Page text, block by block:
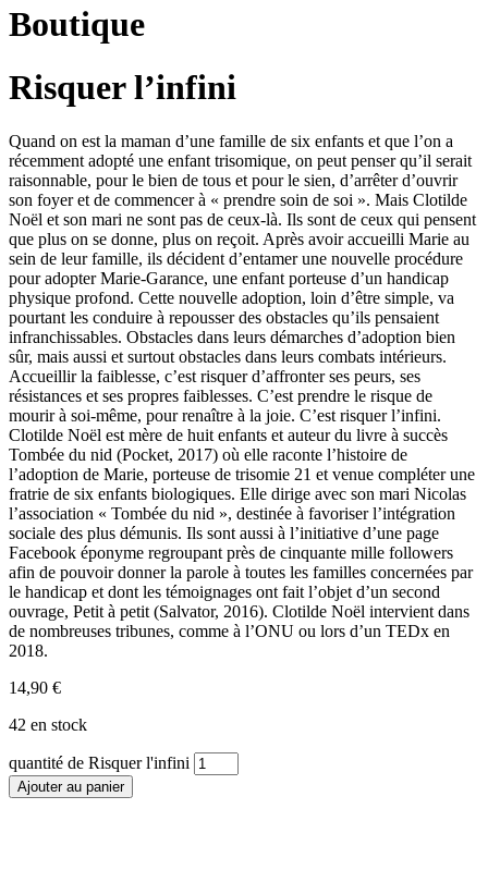
Boutique
Risquer l’infini
Quand on est la maman d’une famille de six enfants et que l’on a
récemment adopté une enfant trisomique, on peut penser qu’il serait
raisonnable, pour le bien de tous et pour le sien, d’arrêter d’ouvrir
son foyer et de commencer à « prendre soin de soi ». Mais Clotilde
Noël et son mari ne sont pas de ceux-là. Ils sont de ceux qui pensent
que plus on se donne, plus on reçoit. Après avoir accueilli Marie au
sein de leur famille, ils décident d’entamer une nouvelle procédure
pour adopter Marie-Garance, une enfant porteuse d’un handicap
physique profond. Cette nouvelle adoption, loin d’être simple, va
pourtant les conduire à repousser des obstacles qu’ils pensaient
infranchissables. Obstacles dans leurs démarches d’adoption bien
sûr, mais aussi et surtout obstacles dans leurs combats intérieurs.
Accueillir la faiblesse, c’est risquer d’affronter ses peurs, ses
résistances et ses propres faiblesses. C’est prendre le risque de
mourir à soi-même, pour renaître à la joie. C’est risquer l’infini.
Clotilde Noël est mère de huit enfants et auteur du livre à succès
Tombée du nid (Pocket, 2017) où elle raconte l’histoire de
l’adoption de Marie, porteuse de trisomie 21 et venue compléter une
fratrie de six enfants biologiques. Elle dirige avec son mari Nicolas
l’association « Tombée du nid », destinée à favoriser l’intégration
sociale des plus démunis. Ils sont aussi à l’initiative d’une page
Facebook éponyme regroupant près de cinquante mille followers
afin de pouvoir donner la parole à toutes les familles concernées par
le handicap et dont les témoignages ont fait l’objet d’un second
ouvrage, Petit à petit (Salvator, 2016). Clotilde Noël intervient dans
de nombreuses tribunes, comme à l’ONU ou lors d’un TEDx en
2018.
14,90 €
42 en stock
quantité de Risquer l'infini
Ajouter au panier